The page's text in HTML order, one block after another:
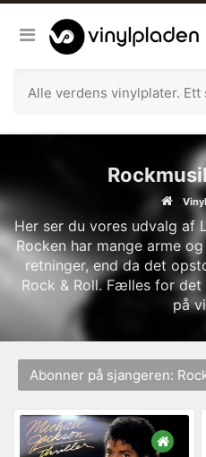
Vinyl
Her ser du vores udvalg af
Rocken har mange arme
retninger, end da det
Rock & Roll. Fælles for
på
Abonner på sjangeren: